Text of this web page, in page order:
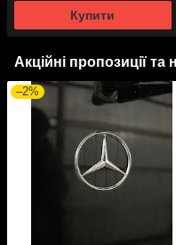
Купити
Акційні пропозиції та
–2%